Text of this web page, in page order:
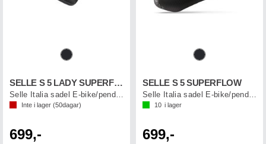
SELLE S 5 LADY SUPERFLOW
Inte i lager (50dagar)
699,-
SELLE S 5 SUPERFLOW
10 i lager
699,-